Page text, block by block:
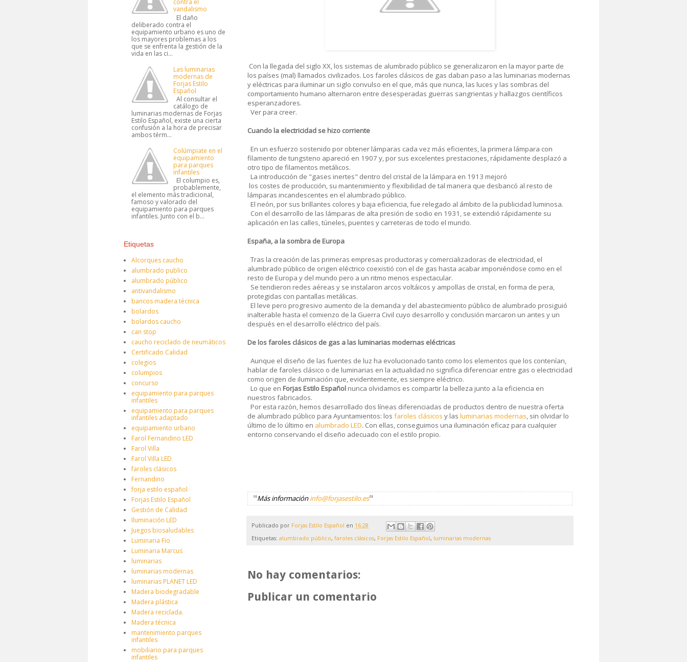
Con la llegada del siglo XX, los sistemas de alumbrado público se generalizaron en la mayor parte de
los países (mal) llamados civilizados. Los faroles clásicos de gas daban paso a las luminarias modernas
y eléctricas para iluminar un siglo convulso en el que, más que nunca, las luces y las sombras del
comportamiento humano alternaron entre desesperadas guerras sangrientas y hallazgos científicos
esperanzadores.
Ver para creer.
Cuando la electricidad se hizo corriente
En un esfuerzo sostenido por obtener lámparas cada vez más eficientes, la primera lámpara con
filamento de tungsteno apareció en 1907 y, por sus excelentes prestaciones, rápidamente desplazó a
otro tipo de filamentos metálicos.
La introducción de "gases inertes" dentro del cristal de la lámpara en 1913 mejoró
los costes de producción, su mantenimiento y flexibilidad de tal manera que desbancó al resto de
lámparas incandescentes en el alumbrado público.
El neón, por sus brillantes colores y baja eficiencia, fue relegado al ámbito de la publicidad luminosa.
Con el desarrollo de las lámparas de alta presión de sodio en 1931, se extendió rápidamente su
aplicación en las calles, túneles, puentes y carreteras de todo el mundo.
España, a la sombra de Europa
Tras la creación de las primeras empresas productoras y comercializadoras de electricidad, el
alumbrado público de origen eléctrico coexistió con el de gas hasta acabar imponiéndose como en el
resto de Europa y del mundo pero a un ritmo menos espectacular.
Se tendieron redes aéreas y se instalaron arcos voltáicos y ampollas de cristal, en forma de pera,
protegidas con pantallas metálicas.
El leve pero progresivo aumento de la demanda y del abastecimiento público de alumbrado prosiguió
inalterable hasta el comienzo de la Guerra Civil cuyo desarrollo y conclusión marcaron un antes y un
después en el desarrollo eléctrico del país.
De los faroles clásicos de gas a las luminarias modernas eléctricas
Aunque el diseño de las fuentes de luz ha evolucionado tanto como los elementos que los contenían,
hablar de faroles clásico o de luminarias en la actualidad no significa diferenciar entre gas o electricidad
como origen de iluminación que, evidentemente, es siempre eléctrico.
Lo que en Forjas Estilo Español nunca olvidamos es compartir la belleza junto a la eficiencia en
nuestros fabricados.
Por esta razón, hemos desarrollado dos líneas diferenciadas de productos dentro de nuestra oferta
de alumbrado público para Ayuntamientos: los faroles clásicos y las luminarias modernas, sin olvidar lo
último de lo último en alumbrado LED. Con ellas, conseguimos una iluminación eficaz para cualquier
entorno conservando el diseño adecuado con el estilo propio.
"Más informacióninfo@forjasestilo.es"
Publicado por Forjas Estilo Español en 16:28
Etiquetas: alumbrado público, faroles clásicos, Forjas Estilo Español, luminarias modernas
No hay comentarios:
Publicar un comentario
contra el
vandalismo
El daño
deliberado contra el
equipamiento urbano es uno de
los mayores problemas a los
que se enfrenta la gestión de la
vida en las ci...
Las luminarias
modernas de
Forjas Estilo
Español
Al consultar el
catálogo de
luminarias modernas de Forjas
Estilo Español, existe una cierta
confusión a la hora de precisar
ambos térm...
Colúmpiate en el
equipamiento
para parques
infantiles
El columpio es,
probablemente,
el elemento más tradicional,
famoso y valorado del
equipamiento para parques
infantiles. Junto con el b...
Etiquetas
Alcorques caucho
alumbrado publico
alumbrado público
antivandalismo
bancos madera técnica
bolardos
bolardos caucho
can stop
caucho reciclado de neumáticos
Certificado Calidad
colegios
columpios
concurso
equipamiento para parques
infantiles
equipamiento para parques
infantiles adaptado
equipamiento urbano
Farol Fernandino LED
Farol Villa
Farol Villa LED
faroles clásicos
Fernandino
forja estilo español
Forjas Estilo Español
Gestión de Calidad
Iluminación LED
Juegos biosaludables
Luminaria Fio
Luminaria Marcus
luminarias
luminarias modernas
luminarias PLANET LED
Madera biodegradable
Madera plástica
Madera reciclada.
Madera técnica
mantenimiento parques
infantiles
mobiliario para parques
infantiles